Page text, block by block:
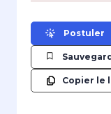
Postuler
Copier le